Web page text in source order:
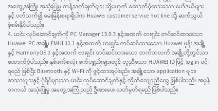
အတွေ့အကြုံ၊ အသုံးပြုမှု ကန့်သတ်ချက်များ သို့မဟုတ် ထောက်ပံ့ထားသော မော်ဒယ်များ
နှင့် ပတ်သက်၍ မေးမြန်းစရာရှိပါက Huawei customer service hot line သို့ ဆက်သွယ်
စုံစမ်းနိုင်ပါသည်။
4. ယင်း လုပ်ဆောင်ချက်ကို PC Manager 13.0.3 နှင့်အထက် ဗားရှင်း တပ်ဆင်ထားသော
Huawei PC အချို့၊ EMUI 13.1 နှင့်အထက် ဗားရှင်း တပ်ဆင်ထားသော Huawei ဖုန်း အချို့
နှင့် HarmonyOS 3 နှင့်အထက် ဗားရှင်း တပ်ဆင်ထားသော တက်ဘလက် အချို့တို့တွင်သာ
ထောက်ပံ့ပါသည်။ နှစ်ဖက်စလုံး စက်ပစ္စည်းများတွင် တူညီသော HUAWEI ID ဖြင့် log in ဝင်
ရမည် ဖြစ်ပြီး Bluetooth နှင့် Wi-Fi ကို ဖွင့်ထားရပါမည်။ အချို့သော application များ၊
စာသားများနှင့် ပုံရိပ်များသာ ယင်း လုပ်ဆောင်ချက်နှင့် လိုက်လျောညီထွေ ဖြစ်ပါသည်။ အမှန်
တကယ် အသုံးပြုမှု အတွေ့အကြုံသည် ဦးစားပေး သတ်မှတ်ရမည် ဖြစ်ပါသည်။